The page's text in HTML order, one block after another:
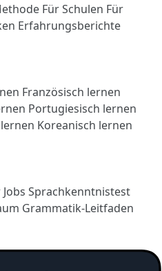
Für Schulen Für
Erfahrungsberichte
Französisch lernen
Portugiesisch lernen
Koreanisch lernen
Jobs Sprachkenntnistest
Grammatik-Leitfaden